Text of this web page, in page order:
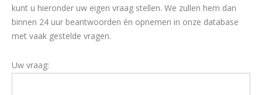
kunt u hieronder uw eigen vraag stellen. We zullen hem dan
binnen 24 uur beantwoorden én opnemen in onze database
met vaak gestelde vragen.
Uw vraag: